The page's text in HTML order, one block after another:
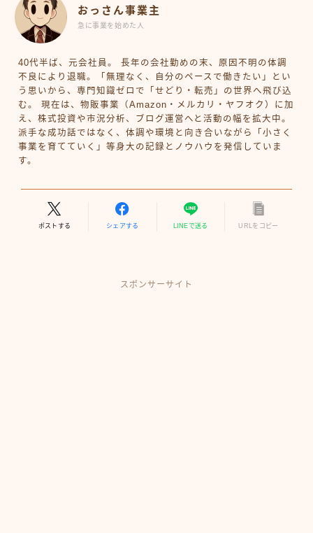
おっさん事業主
急に事業を始めた人
40代半ば、元会社員。 長年の会社勤めの末、原因不明の体調
不良により退職。「無理なく、自分のペースで働きたい」とい
う思いから、専門知識ゼロで「せどり・転売」の世界へ飛び込
む。 現在は、物販事業（Amazon・メルカリ・ヤフオク）に加
え、株式投資や市況分析、ブログ運営へと活動の幅を拡大中。
派手な成功話ではなく、体調や環境と向き合いながら「小さく
事業を育てていく」等身大の記録とノウハウを発信していま
す。
ポストする シェアする LINEで送る URLをコピー
スポンサーサイト